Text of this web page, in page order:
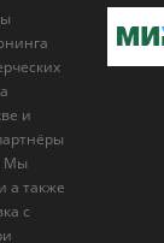
и
Мы
а также
с